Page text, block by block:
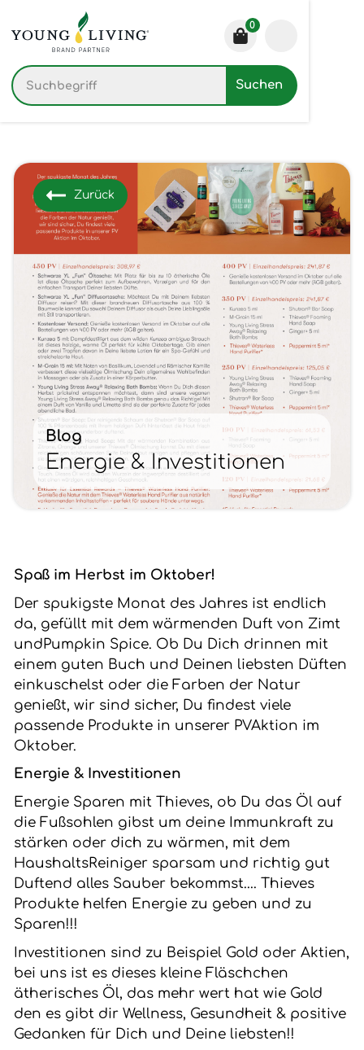
0
Zurück
Blog
Energie & Investitionen
Spaß im Herbst im Oktober!
Der spukigste Monat des Jahres ist endlich
da, gefüllt mit dem wärmenden Duft von Zimt
undPumpkin Spice. Ob Du Dich drinnen mit
einem guten Buch und Deinen liebsten Düften
einkuschelst oder die Farben der Natur
genießt, wir sind sicher, Du findest viele
passende Produkte in unserer PVAktion im
Oktober.
Energie & Investitionen
Energie Sparen mit Thieves, ob Du das Öl auf
die Fußsohlen gibst um deine Immunkraft zu
stärken oder dich zu wärmen, mit dem
HaushaltsReiniger sparsam und richtig gut
Duftend alles Sauber bekommst.... Thieves
Produkte helfen Energie zu geben und zu
Sparen!!!
Investitionen sind zu Beispiel Gold oder Aktien,
bei uns ist es dieses kleine Fläschchen
ätherisches Öl, das mehr wert hat wie Gold
den es gibt dir Wellness, Gesundheit & positive
Gedanken für Dich und Deine liebsten!!